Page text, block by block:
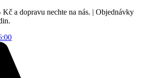
a dopravu nechte na nás. | Objednávky